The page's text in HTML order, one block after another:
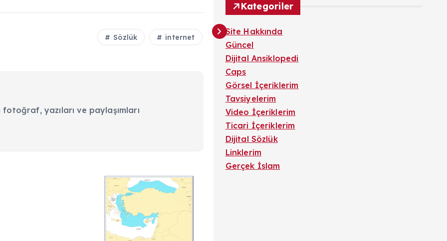
Sözlük internet
fotoğraf, yazıları ve paylaşımları
Kategoriler
Site Hakkında
Güncel
Dijital Ansiklopedi
Caps
Görsel İçeriklerim
Tavsiyelerim
Video İçeriklerim
Ticari İçeriklerim
Dijital Sözlük
Linklerim
Gerçek İslam